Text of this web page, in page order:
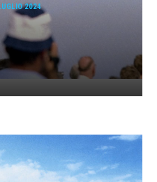
2024